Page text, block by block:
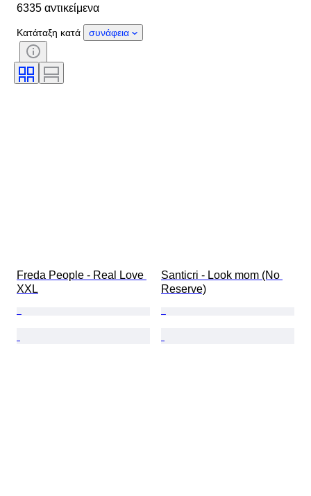
Τοποθεσία
Χρώμα
Πωλείται από
6335 αντικείμενα
Κατάταξη κατά συνάφεια
Freda People - Real Love
XXL
Santicri - Look mom (No
Reserve)